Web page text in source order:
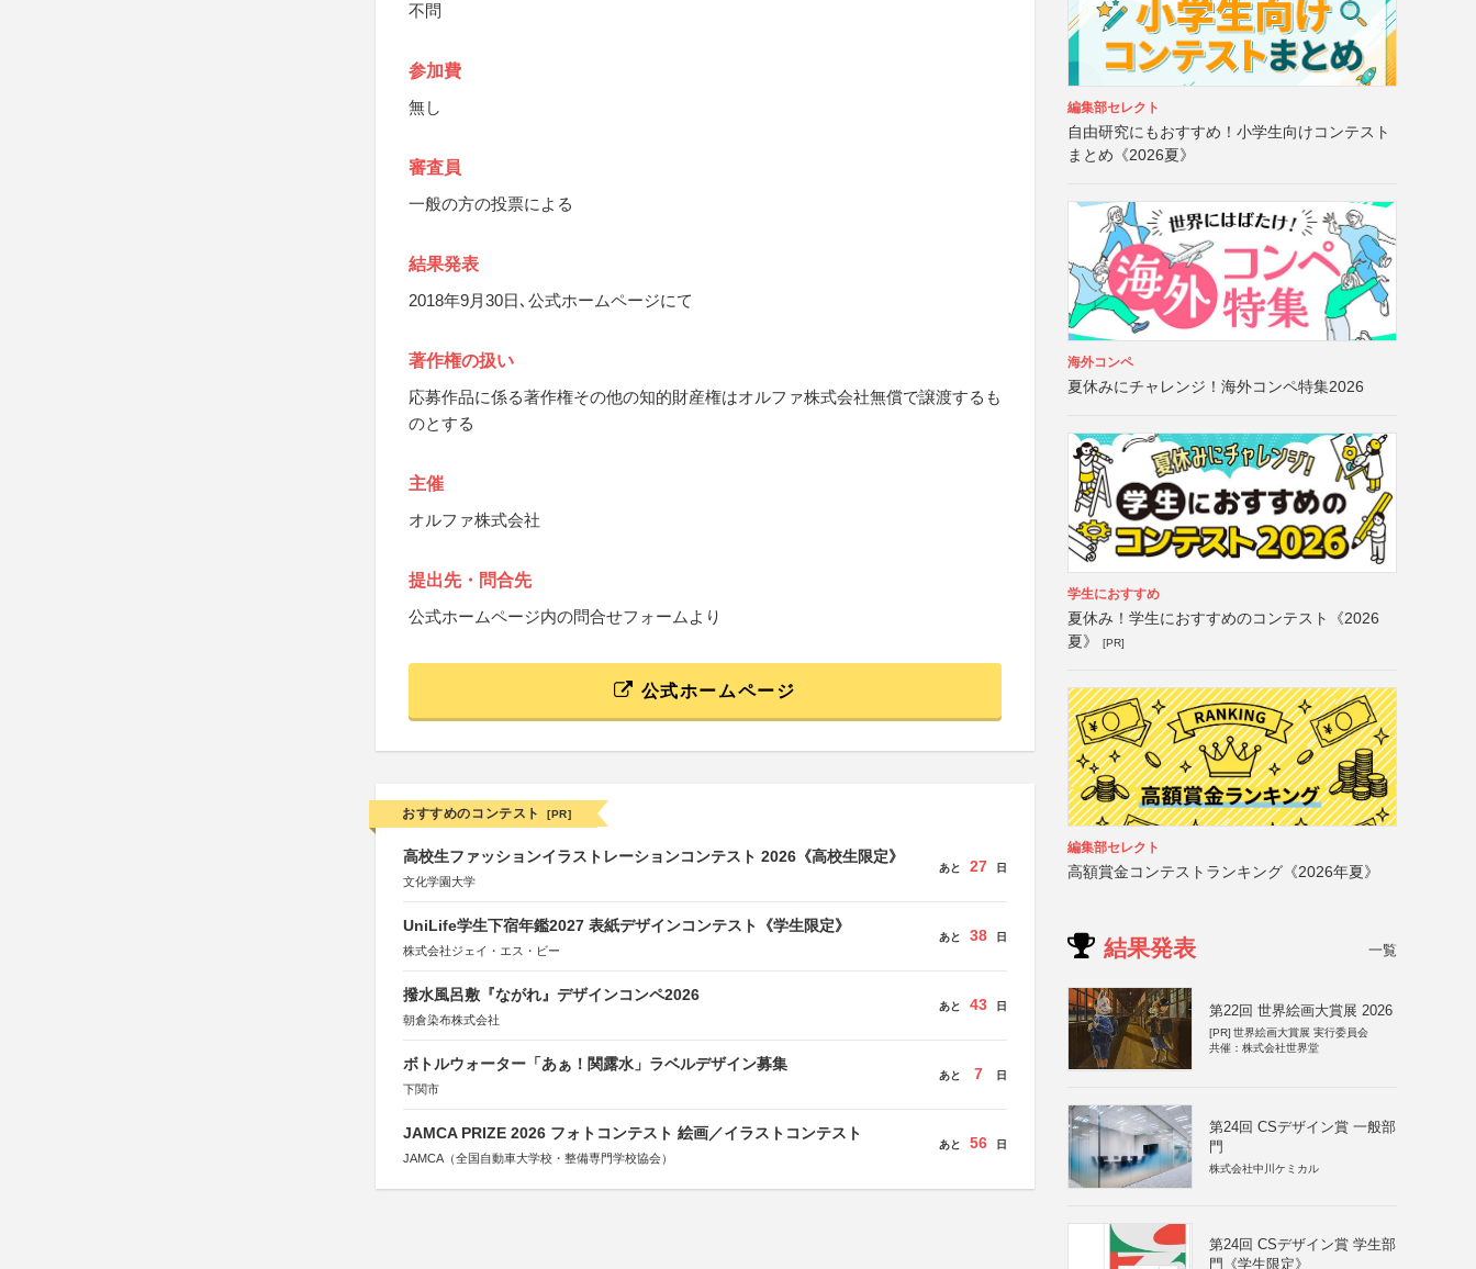
不問
参加費
無し
審査員
一般の方の投票による
結果発表
2018年9月30日､公式ホームページにて
著作権の扱い
応募作品に係る著作権その他の知的財産権はオルファ株式会社無償で譲渡するも
のとする
主催
オルファ株式会社
提出先・問合先
公式ホームページ内の問合せフォームより
公式ホームページ
おすすめのコンテスト [PR]
高校生ファッションイラストレーションコンテスト 2026《高校生限定》
文化学園大学
あと 27 日
UniLife学生下宿年鑑2027 表紙デザインコンテスト《学生限定》
株式会社ジェイ・エス・ビー
あと 38 日
撥水風呂敷『ながれ』デザインコンペ2026
朝倉染布株式会社
あと 43 日
ボトルウォーター「あぁ！関露水」ラベルデザイン募集
下関市
あと 7 日
JAMCA PRIZE 2026 フォトコンテスト 絵画／イラストコンテスト
JAMCA（全国自動車大学校・整備専門学校協会）
あと 56 日
編集部セレクト
自由研究にもおすすめ！小学生向けコンテスト
まとめ《2026夏》
海外コンペ
夏休みにチャレンジ！海外コンペ特集2026
学生におすすめ
夏休み！学生におすすめのコンテスト《2026
夏》
[PR]
編集部セレクト
高額賞金コンテストランキング《2026年夏》
結果発表 一覧
第22回 世界絵画大賞展 2026
[PR] 世界絵画大賞展 実行委員会
共催：株式会社世界堂
第24回 CSデザイン賞 一般部
門
株式会社中川ケミカル
第24回 CSデザイン賞 学生部
門《学生限定》